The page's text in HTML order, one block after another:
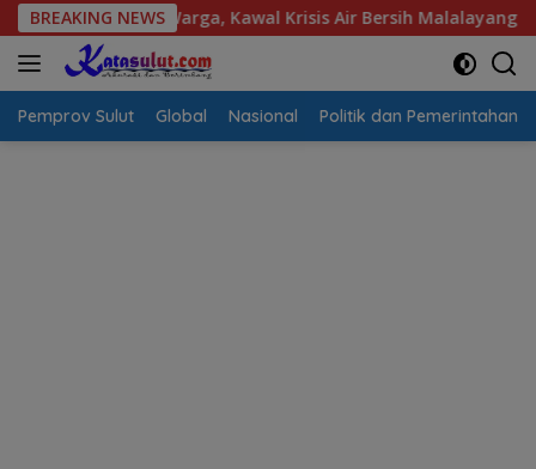
Langsung
ke
konten
BREAKING NEWS
Warga, Kawal Krisis Air Bersih Malalayang II Hingga
Pemprov Sulut Global Nasional Politik dan Pemerintahan